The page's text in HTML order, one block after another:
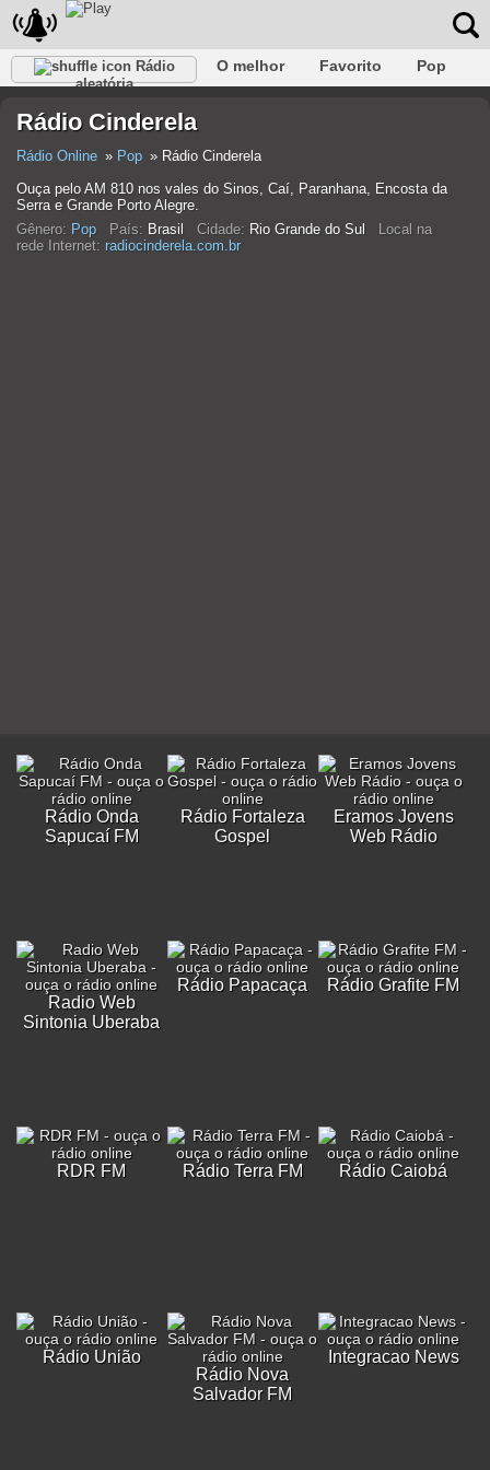
Rádio
aleatória
O melhor Favorito
Pop
Rap
Falk Jazz
Rádio Cinderela
Rádio Online Pop
Rádio Cinderela
Ouça pelo AM 810 nos vales do Sinos, Caí, Paranhana, Encosta da
Serra e Grande Porto Alegre.
Gênero: Pop País: Brasil Cidade: Rio Grande do Sul
Local na
rede Internet: radiocinderela.com.br
Rádio Onda
Sapucaí FM
Rádio Fortaleza
Gospel
Eramos Jovens
Web Rádio
Radio Web
Sintonia Uberaba
Rádio Papacaça Rádio Grafite FM
RDR FM Rádio Terra FM Rádio Caiobá
Rádio União
Rádio Nova
Salvador FM
Integracao News